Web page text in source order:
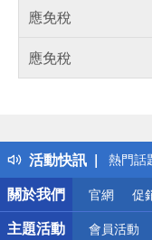
應免稅
應免稅
活動快訊
得獎公
熱門話
銀行優
偏遠地
詐騙網
關於我們
官網 促
主題活動 會員活動